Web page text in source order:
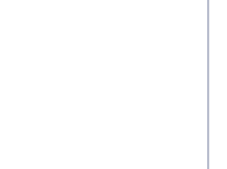
saa ilman muuta